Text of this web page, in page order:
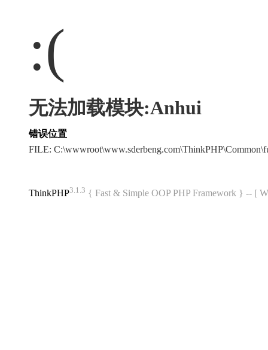
:(
无法加载模块:Anhui
错误位置
FILE:
ThinkPHP3.1.3 { Fast & Simple OOP PHP Framework } -- [